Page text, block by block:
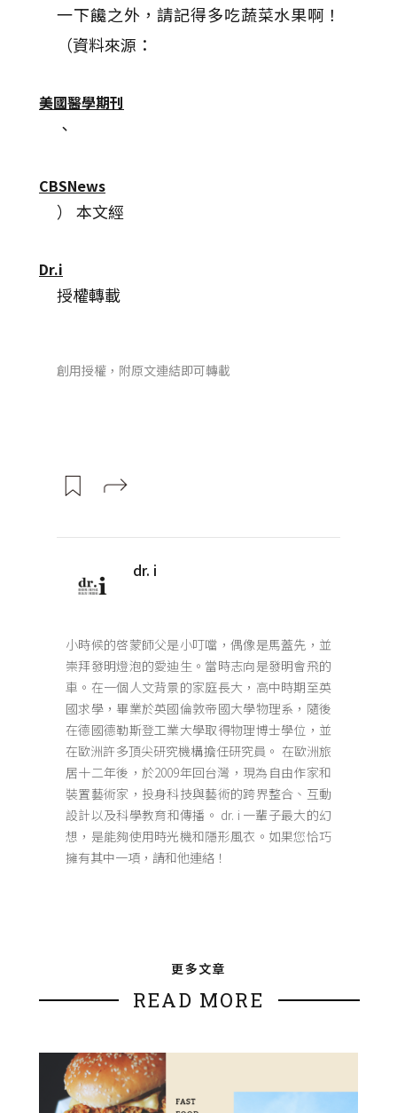
一下饞之外，請記得多吃蔬菜水果啊！
（資料來源：
美國醫學期刊
、
CBSNews
） 本文經
Dr.i
授權轉載
創用授權，附原文連結即可轉載
dr. i
小時候的啓蒙師父是小叮噹，偶像是馬蓋先，並
崇拜發明燈泡的愛迪生。當時志向是發明會飛的
車。在一個人文背景的家庭長大，高中時期至英
國求學，畢業於英國倫敦帝國大學物理系，隨後
在德國德勒斯登工業大學取得物理博士學位，並
在歐洲許多頂尖研究機構擔任研究員。 在歐洲旅
居十二年後，於2009年回台灣，現為自由作家和
裝置藝術家，投身科技與藝術的跨界整合、互動
設計以及科學教育和傳播。 dr. i 一輩子最大的幻
想，是能夠使用時光機和隱形風衣。如果您恰巧
擁有其中一項，請和他連絡！
更多文章
READ MORE